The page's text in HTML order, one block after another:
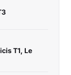
T1, Le